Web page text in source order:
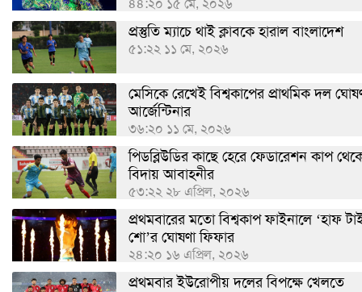
৪৪:২০ ১৫ মে, ২০২৬
প্রস্তুতি ম্যাচে থাই ক্লাবকে হারাল বাংলাদেশ
৫১:২২ ১১ মে, ২০২৬
মেসিকে রেখেই বিশ্বকাপের প্রাথমিক দল
আর্জেন্টিনার
৩৬:২০ ১১ মে, ২০২৬
পিডব্লিউডির কাছে হেরে ফেডারেশন কাপ
বিদায় আবাহনীর
৫৩:২২ ২৮ এপ্রিল, ২০২৬
প্রথমবারের মতো বিশ্বকাপ ফাইনালে ‘হাফ
শো’র ঘোষণা ফিফার
২৪:২০ ১৬ এপ্রিল, ২০২৬
প্রথমবার ইউরোপীয় দলের বিপক্ষে খেলতে